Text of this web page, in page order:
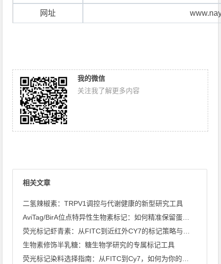
网址
我的微信
关注我了解更多内容
相关文章
二氢辣椒素：TRPV1调控与代谢健康的新型研究工具
生物素修饰半乳糖：糖生物学研究的专属标记工具